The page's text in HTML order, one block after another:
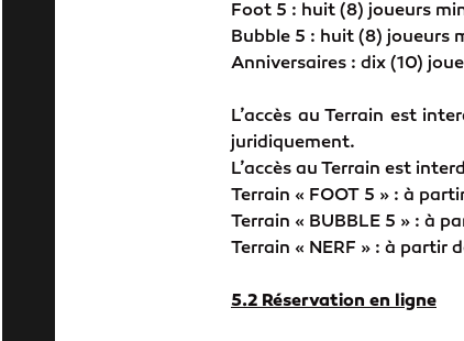
Foot 5 : huit (8) joueurs
Bubble 5 : huit (8) joueurs
Anniversaires : dix (10)
L’accès au Terrain est
juridiquement.
L’accès au Terrain est
Terrain « FOOT 5 » : à
Terrain « BUBBLE 5 » : à
Terrain « NERF » : à partir
5.2 Réservation en ligne